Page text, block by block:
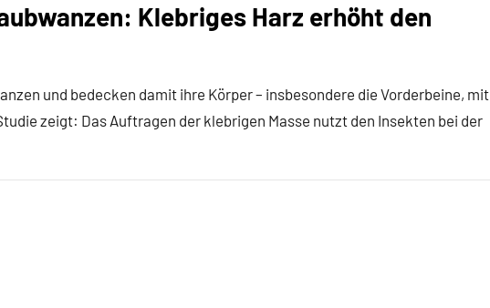
Klebriges Harz erhöht den
und bedecken damit ihre Körper – insbesondere die Vorderbeine, mit
zeigt: Das Auftragen der klebrigen Masse nutzt den Insekten bei der